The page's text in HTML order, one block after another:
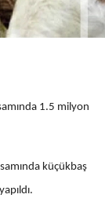
1.5 milyon
küçükbaş